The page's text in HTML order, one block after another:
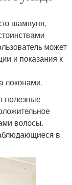
шампуня,
может
и показания к
локонами.
полезные
волосы.
в